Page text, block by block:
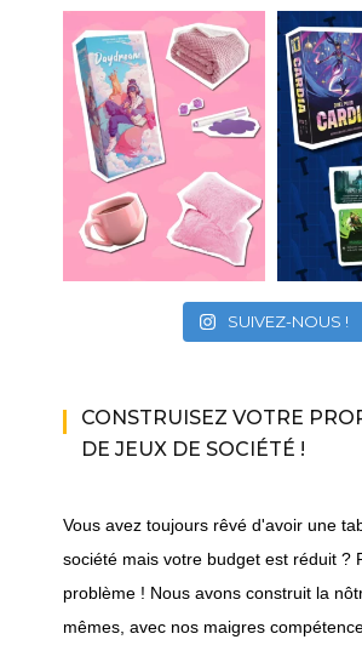
SUIVEZ-NOUS !
CONSTRUISEZ VOTRE
DE JEUX DE SOCIÉTÉ !
Vous avez toujours rêvé d'avoir une
société mais votre budget est réduit ?
problème ! Nous avons construit la
mêmes, avec nos maigres